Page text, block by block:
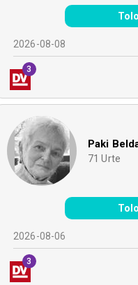
2026-08-08
3
Paki
71 Urte
2026-08-06
3